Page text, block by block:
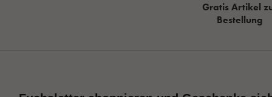
Gratis Artikel
Bestellung